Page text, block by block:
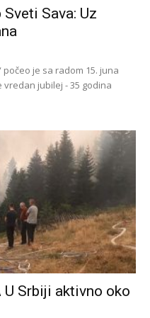
Sava: Uz
počeo je sa radom 15. juna
vredan jubilej - 35 godina
U Srbiji aktivno oko